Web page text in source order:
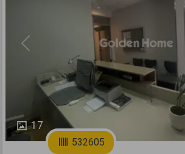
17
Previous
532605